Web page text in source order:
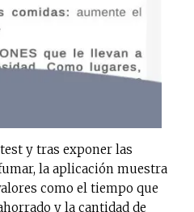
y tras exponer las
la aplicación muestra
como el tiempo que
y la cantidad de